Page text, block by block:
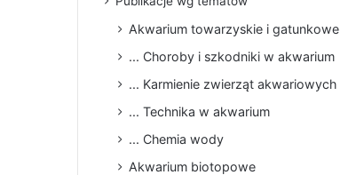
Akwarium towarzyskie i gatunkowe
... Choroby i szkodniki w akwarium
... Karmienie zwierząt akwariowych
... Technika w akwarium
... Chemia wody
Akwarium biotopowe